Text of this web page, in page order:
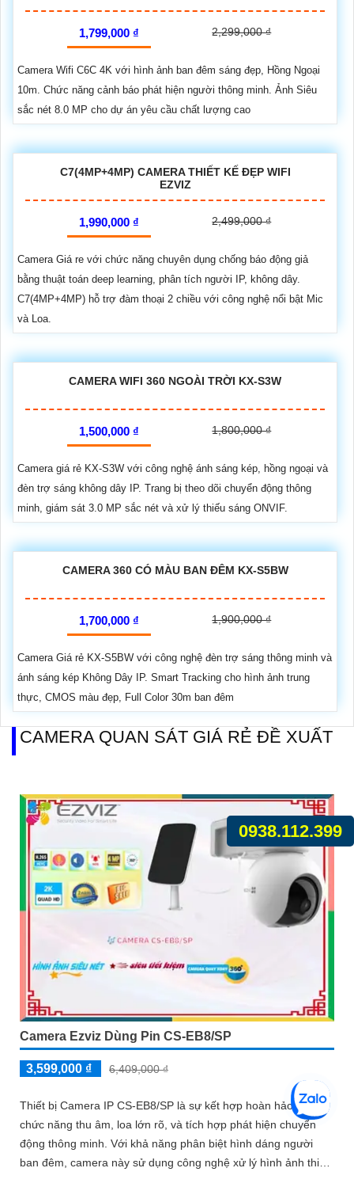
1,799,000 ₫ 2,299,000 ₫
Camera Wifi C6C 4K với hình ảnh ban đêm sáng đẹp, Hồng Ngoại
10m. Chức năng cảnh báo phát hiện người thông minh. Ảnh Siêu
sắc nét 8.0 MP cho dự án yêu cầu chất lượng cao
C7(4MP+4MP) CAMERA THIẾT KẾ ĐẸP WIFI
EZVIZ
1,990,000 ₫ 2,499,000 ₫
Camera Giá re với chức năng chuyên dụng chống báo động giả
bằng thuật toán deep learning, phân tích người IP, không dây.
C7(4MP+4MP) hỗ trợ đàm thoại 2 chiều với công nghệ nổi bật Mic
và Loa.
CAMERA WIFI 360 NGOÀI TRỜI KX-S3W
1,500,000 ₫ 1,800,000 ₫
Camera giá rẻ KX-S3W với công nghệ ánh sáng kép, hồng ngoại và
đèn trợ sáng không dây IP. Trang bị theo dõi chuyển động thông
minh, giám sát 3.0 MP sắc nét và xử lý thiếu sáng ONVIF.
CAMERA 360 CÓ MÀU BAN ĐÊM KX-S5BW
1,700,000 ₫ 1,900,000 ₫
Camera Giá rẻ KX-S5BW với công nghệ đèn trợ sáng thông minh và
ánh sáng kép Không Dây IP. Smart Tracking cho hình ảnh trung
thực, CMOS màu đẹp, Full Color 30m ban đêm
CAMERA QUAN SÁT GIÁ RẺ ĐỀ XUẤT
Camera Ezviz Dùng Pin CS-EB8/SP
3,599,000 ₫ 6,409,000 ₫
Thiết bị Camera IP CS-EB8/SP là sự kết hợp hoàn hảo giữa
chức năng thu âm, loa lớn rõ, và tích hợp phát hiện chuyển
động thông minh. Với khả năng phân biệt hình dáng người
ban đêm, camera này sử dụng công nghệ xử lý hình ảnh thiếu
0938.112.399